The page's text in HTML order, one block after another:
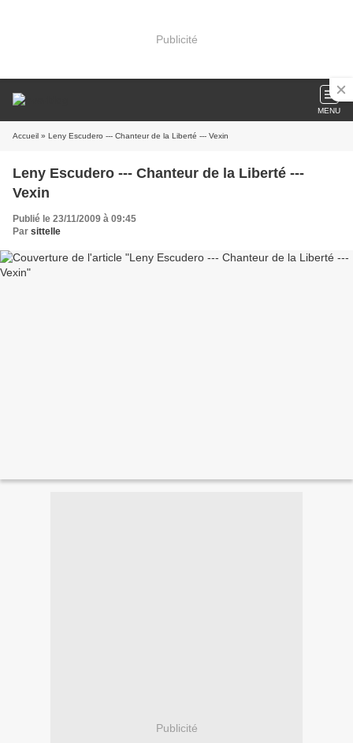
Publicité
MENU
Accueil » Leny Escudero --- Chanteur de la Liberté --- Vexin
Leny Escudero --- Chanteur de la Liberté ---
Vexin
Publié le 23/11/2009 à 09:45
Par sittelle
Publicité